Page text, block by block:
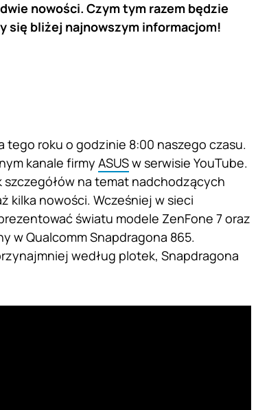
nowości. Czym tym razem będzie
się bliżej najnowszym informacjom!
tego roku o godzinie 8:00 naszego czasu.
kanale firmy ASUSw serwisie YouTube.
na temat nadchodzących
kilka nowości. Wcześniej w sieci
światu modele ZenFone 7 oraz
w Qualcomm Snapdragona 865.
według plotek, Snapdragona